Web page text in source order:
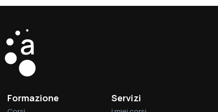
Formazione Servizi